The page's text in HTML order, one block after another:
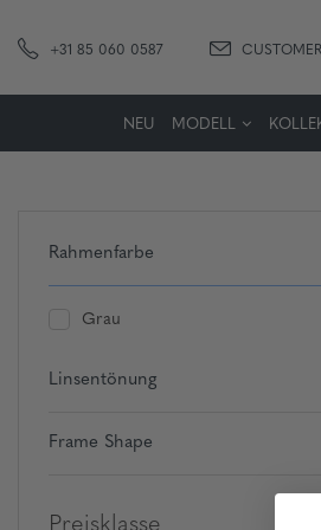
+31 85 060 0587
NEU MODELL
Rahmenfarbe
Grau
Linsentönung
Frame Shape
Preisklasse